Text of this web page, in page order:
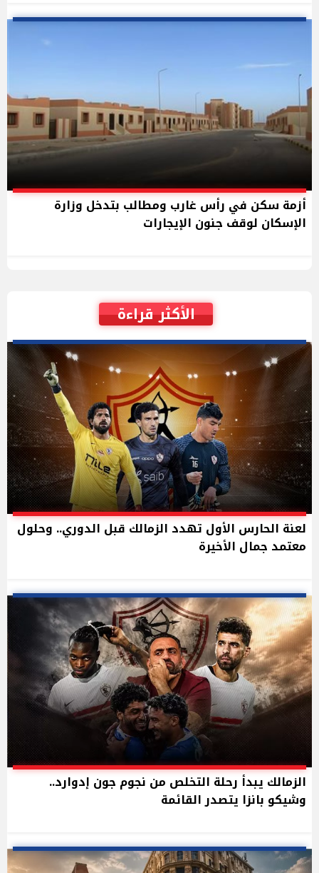
أزمة سكن في رأس غارب ومطالب بتدخل وزارة
الإسكان لوقف جنون الإيجارات
الأكثر قراءة
لعنة الحارس الأول تهدد الزمالك قبل الدوري.. وحلول
معتمد جمال الأخيرة
الزمالك يبدأ رحلة التخلص من نجوم جون إدوارد..
وشيكو بانزا يتصدر القائمة